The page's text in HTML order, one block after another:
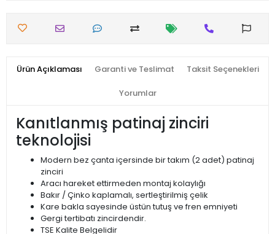
Ürün Açıklaması Garanti ve Teslimat Taksit Seçenekleri
Yorumlar
Kanıtlanmış patinaj zinciri
teknolojisi
Modern bez çanta içersinde bir takım (2 adet) patinaj
zinciri
Aracı hareket ettirmeden montaj kolaylığı
Bakır / Çinko kaplamalı, sertleştirilmiş çelik
Kare bakla sayesinde üstün tutuş ve fren emniyeti
Gergi tertibatı zincirdendir.
TSE Kalite Belgelidir